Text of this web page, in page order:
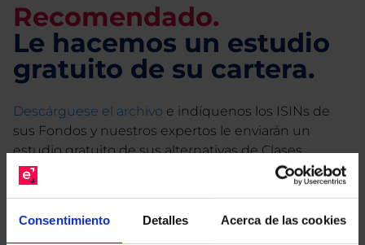
Consentimiento Detalles Acerca de las cookies
Recomendado.
Le hacemos un estudio
gratuito de su cartera.
Descárguese el archivo e indíquenos los ISINs de
sus Fondos y nuestros expertos le enviarán un
estudio gratuito de sus alternativas de Clases
Limpias con las que podrá ahorrar en sus costes.